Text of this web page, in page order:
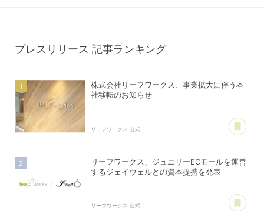
プレスリリース 記事ランキング
株式会社リーフワークス、事業拡大に伴う本
社移転のお知らせ
リーフワークス 公式
リーフワークス、ジュエリーECモールを運営
するジェイウェルとの資本提携を発表
リーフワークス 公式